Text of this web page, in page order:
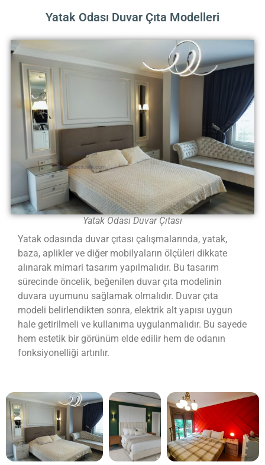
Yatak Odası Duvar Çıta Modelleri
Yatak Odası Duvar Çıtası
Yatak odasında duvar çıtası çalışmalarında, yatak,
baza, aplikler ve diğer mobilyaların ölçüleri dikkate
alınarak mimari tasarım yapılmalıdır. Bu tasarım
sürecinde öncelik, beğenilen duvar çıta modelinin
duvara uyumunu sağlamak olmalıdır. Duvar çıta
modeli belirlendikten sonra, elektrik alt yapısı uygun
hale getirilmeli ve kullanıma uygulanmalıdır. Bu sayede
hem estetik bir görünüm elde edilir hem de odanın
fonksiyonelliği artırılır.